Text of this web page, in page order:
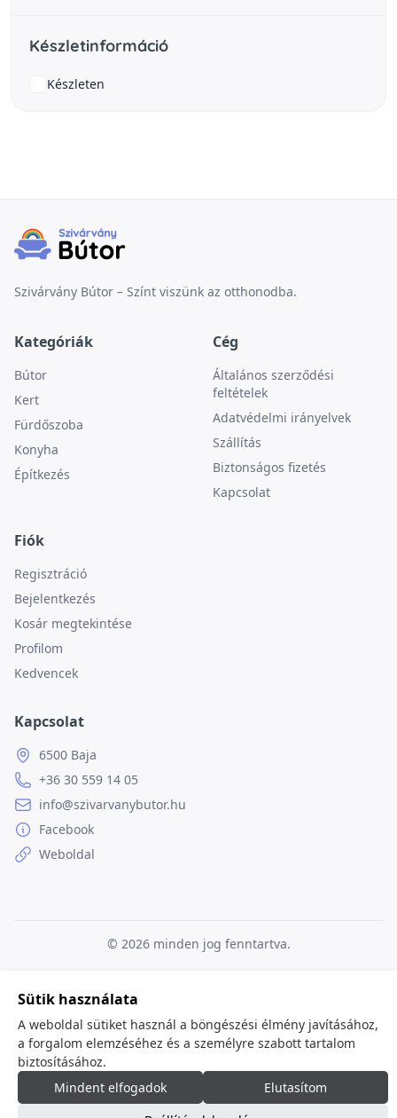
Készletinformáció
Készleten
Szivárvány Bútor – Színt viszünk az otthonodba.
Kategóriák
Bútor
Kert
Fürdőszoba
Konyha
Építkezés
Cég
Általános szerződési
feltételek
Adatvédelmi irányelvek
Szállítás
Biztonságos fizetés
Kapcsolat
Fiók
Regisztráció
Bejelentkezés
Kosár megtekintése
Profilom
Kedvencek
Kapcsolat
6500 Baja
+36 30 559 14 05
info@szivarvanybutor.hu
Facebook
Weboldal
© 2026 minden jog fenntartva.
Sütik használata
A weboldal sütiket használ a böngészési élmény javításához,
a forgalom elemzéséhez és a személyre szabott tartalom
biztosításához.
Mindent elfogadok
Elutasítom